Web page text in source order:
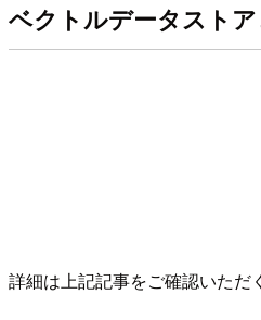
ベクトルデータスト
詳細は上記記事をご確認いただ